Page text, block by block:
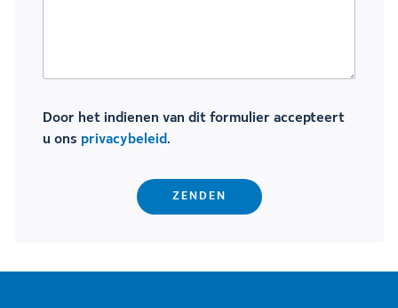
Door het indienen van dit formulier accepteert
u ons privacybeleid.